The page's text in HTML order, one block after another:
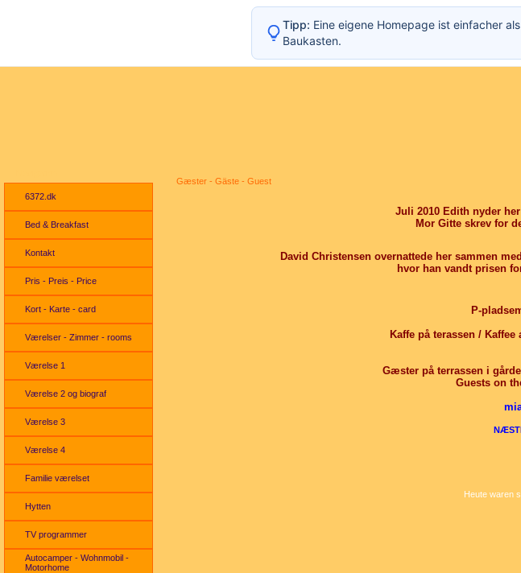
6372.dk
Bed & Breakfast
Kontakt
Pris - Preis - Price
Kort - Karte - card
Værelser - Zimmer - rooms
Værelse 1
Værelse 2 og biograf
Værelse 3
Værelse 4
Familie værelset
Hytten
TV programmer
Autocamper - Wohnmobil -
Motorhome
Gæster - Gäste - Guest
Juli 2010 Edith nyder
Mor Gitte skrev for
David Christensen overnattede her sammen
hvor han vandt prisen
P-
Kaffe på terassen /
Gæster på terrassen i
Guests on
Heute waren
Tipp: Eine eigene Homepage ist einfacher
Baukasten.